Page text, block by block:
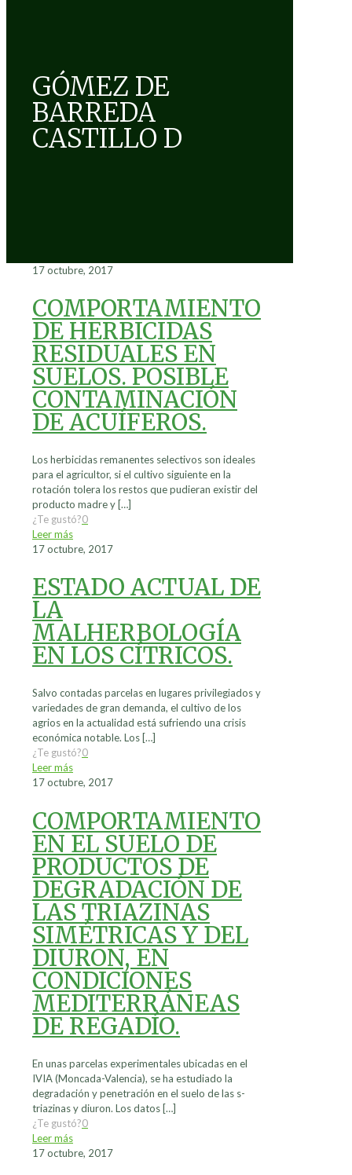
GÓMEZ DE
BARREDA
CASTILLO D
17 octubre, 2017
COMPORTAMIENTO
DE HERBICIDAS
RESIDUALES EN
SUELOS. POSIBLE
CONTAMINACIÓN
DE ACUÍFEROS.
Los herbicidas remanentes selectivos son ideales
para el agricultor, si el cultivo siguiente en la
rotación tolera los restos que pudieran existir del
producto madre y […]
¿Te gustó?0
Leer más
17 octubre, 2017
ESTADO ACTUAL DE
LA
MALHERBOLOGÍA
EN LOS CÍTRICOS.
Salvo contadas parcelas en lugares privilegiados y
variedades de gran demanda, el cultivo de los
agrios en la actualidad está sufriendo una crisis
económica notable. Los […]
¿Te gustó?0
Leer más
17 octubre, 2017
COMPORTAMIENTO
EN EL SUELO DE
PRODUCTOS DE
DEGRADACIÓN DE
LAS TRIAZINAS
SIMÉTRICAS Y DEL
DIURON, EN
CONDICIONES
MEDITERRÁNEAS
DE REGADÍO.
En unas parcelas experimentales ubicadas en el
IVIA (Moncada-Valencia), se ha estudiado la
degradación y penetración en el suelo de las s-
triazinas y diuron. Los datos[…]
¿Te gustó?0
Leer más
17 octubre, 2017